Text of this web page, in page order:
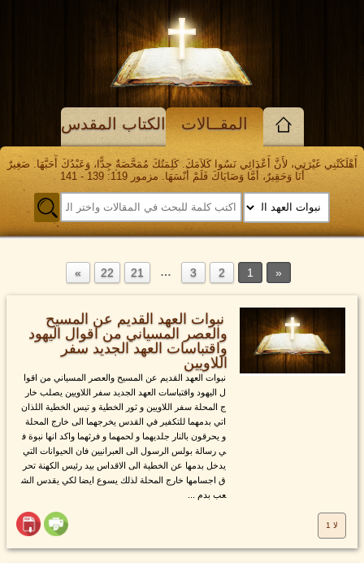
المقــالات الكتاب المقدس
أَهْلَكَتْنِي غَيْرَتِي، لأَنَّ أَعْدَائِي نَسُوا كَلاَمَكَ. كَلِمَتُكَ مُمَحَّصَةٌ جِدًّا، وَعَبْدُكَ أَحَبَّهَا. صَغِيرٌ
أَنَا وَحَقِيرٌ، أَمَّا وَصَايَاكَ فَلَمْ أَنْسَهَا. مزمور 119: 139 - 141
1
2
3
…
21
22
نبوات العهد القديم عن المسيح
والعصر المسياني من اقوال اليهود
واقتباسات العهد الجديد سفر
اللاويين
نبوات العهد القديم عن المسيح والعصر المسياني من اقوا
ل اليهود واقتباسات العهد الجديد سفر اللاويين يصلب خار
ج المحلة سفر اللاويين و ثور الخطية و تيس الخطية اللذان
اتي بدمهما للتكفير في القدس يخرجهما الى خارج المحلة
و يحرقون بالنار جلديهما و لحمهما و فرثهما واكد انها نبوة ف
ي رسالة بولس الرسول الى العبرانيين فان الحيوانات التي
يدخل بدمها عن الخطية الى الاقداس بيد رئيس الكهنة تحر
ق اجسامها خارج المحلة لذلك يسوع ايضا لكي يقدس الش
عب بدم ...
لا 1